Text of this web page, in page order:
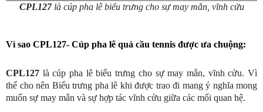
CPL127 là cúp pha lê biểu trưng cho sự may mắn, vĩnh cửu
Vì sao CPL127- Cúp pha lê quả cầu tennis được ưa chuộng:
CPL127 là cúp pha lê biểu trưng cho sự may mắn, vĩnh cửu. Vì
thế cho nên Biểu trưng pha lê khi được trao đi mang ý nghĩa mong
muốn sự may mắn và sự hợp tác vĩnh cửu giữa các mối quan hệ.